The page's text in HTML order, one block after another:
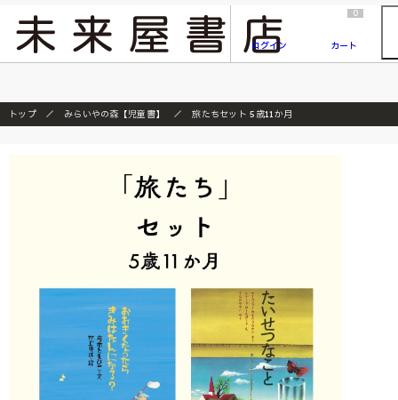
『ONE PIECE magazine 021 ONE PIECEカード付き同梱版』発売延期のご案内
ログイン
0
カート
トップ みらいやの森【児童書】 旅たちセット 5歳11か月